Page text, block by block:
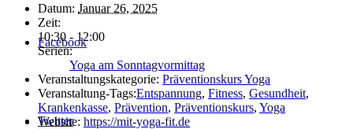
Facebook
Twitter
Datum: Januar 26, 2025
Zeit:
10:30 - 12:00
Serien:
Yoga am Sonntagvormittag
Veranstaltungskategorie: Präventionskurs Yoga
Veranstaltung-Tags:Entspannung, Fitness, Gesundheit,
Krankenkasse, Prävention, Präventionskurs, Yoga
Website: https://mit-yoga-fit.de